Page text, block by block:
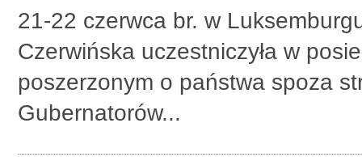
21-22 czerwca br. w
Czerwińska uczestniczyła w
poszerzonym o państwa spoza
Gubernatorów...